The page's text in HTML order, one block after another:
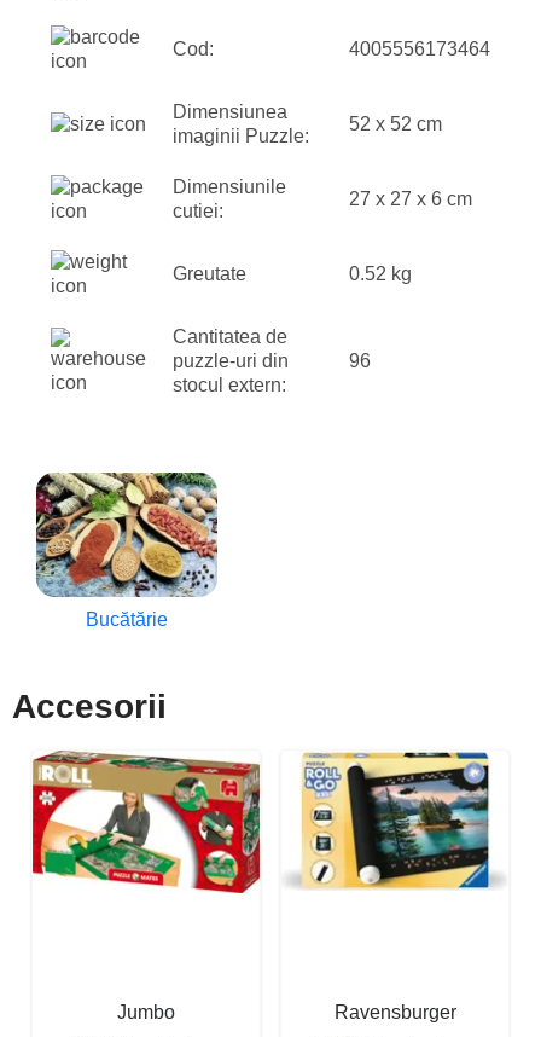
Cod: 4005556173464
Dimensiunea
imaginii Puzzle:
52 x 52 cm
Dimensiunile
cutiei:
27 x 27 x 6 cm
Greutate 0.52 kg
Cantitatea de
puzzle-uri din
stocul extern:
96
Bucătărie
Accesorii
Jumbo
Ravensburger